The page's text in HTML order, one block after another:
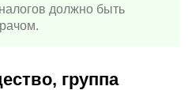
должно быть
группа